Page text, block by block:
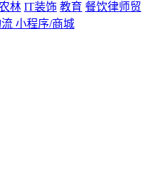
林 IT装饰 教育 餐饮律师贸
小程序/商城